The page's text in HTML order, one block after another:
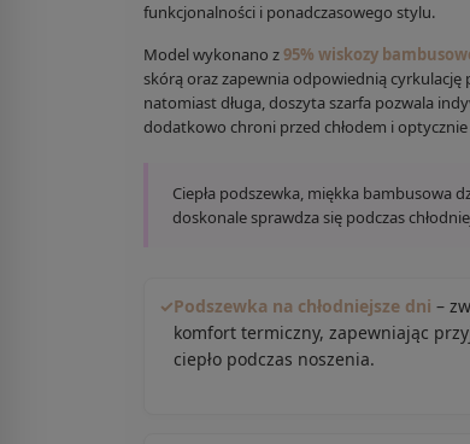
funkcjonalności i ponadczasowego stylu.
Model wykonano z95% wiskozy
skórą oraz zapewnia odpowiednią
natomiast długa, doszyta szarfa pozwala
dodatkowo chroni przed chłodem i
Ciepła podszewka, miękka
doskonale sprawdza się podczas
✓Podszewka na chłodniejsze dni –
komfort termiczny, zapewniając
ciepło podczas noszenia.